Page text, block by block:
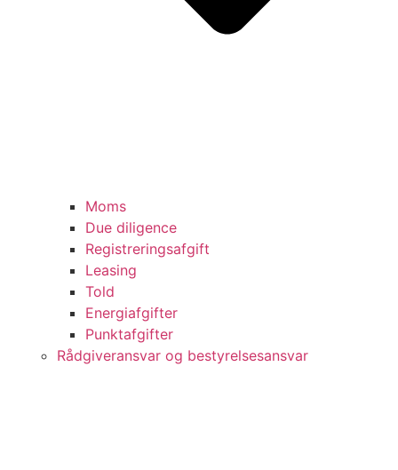
Moms
Due diligence
Registreringsafgift
Leasing
Told
Energiafgifter
Punktafgifter
Rådgiveransvar og bestyrelsesansvar